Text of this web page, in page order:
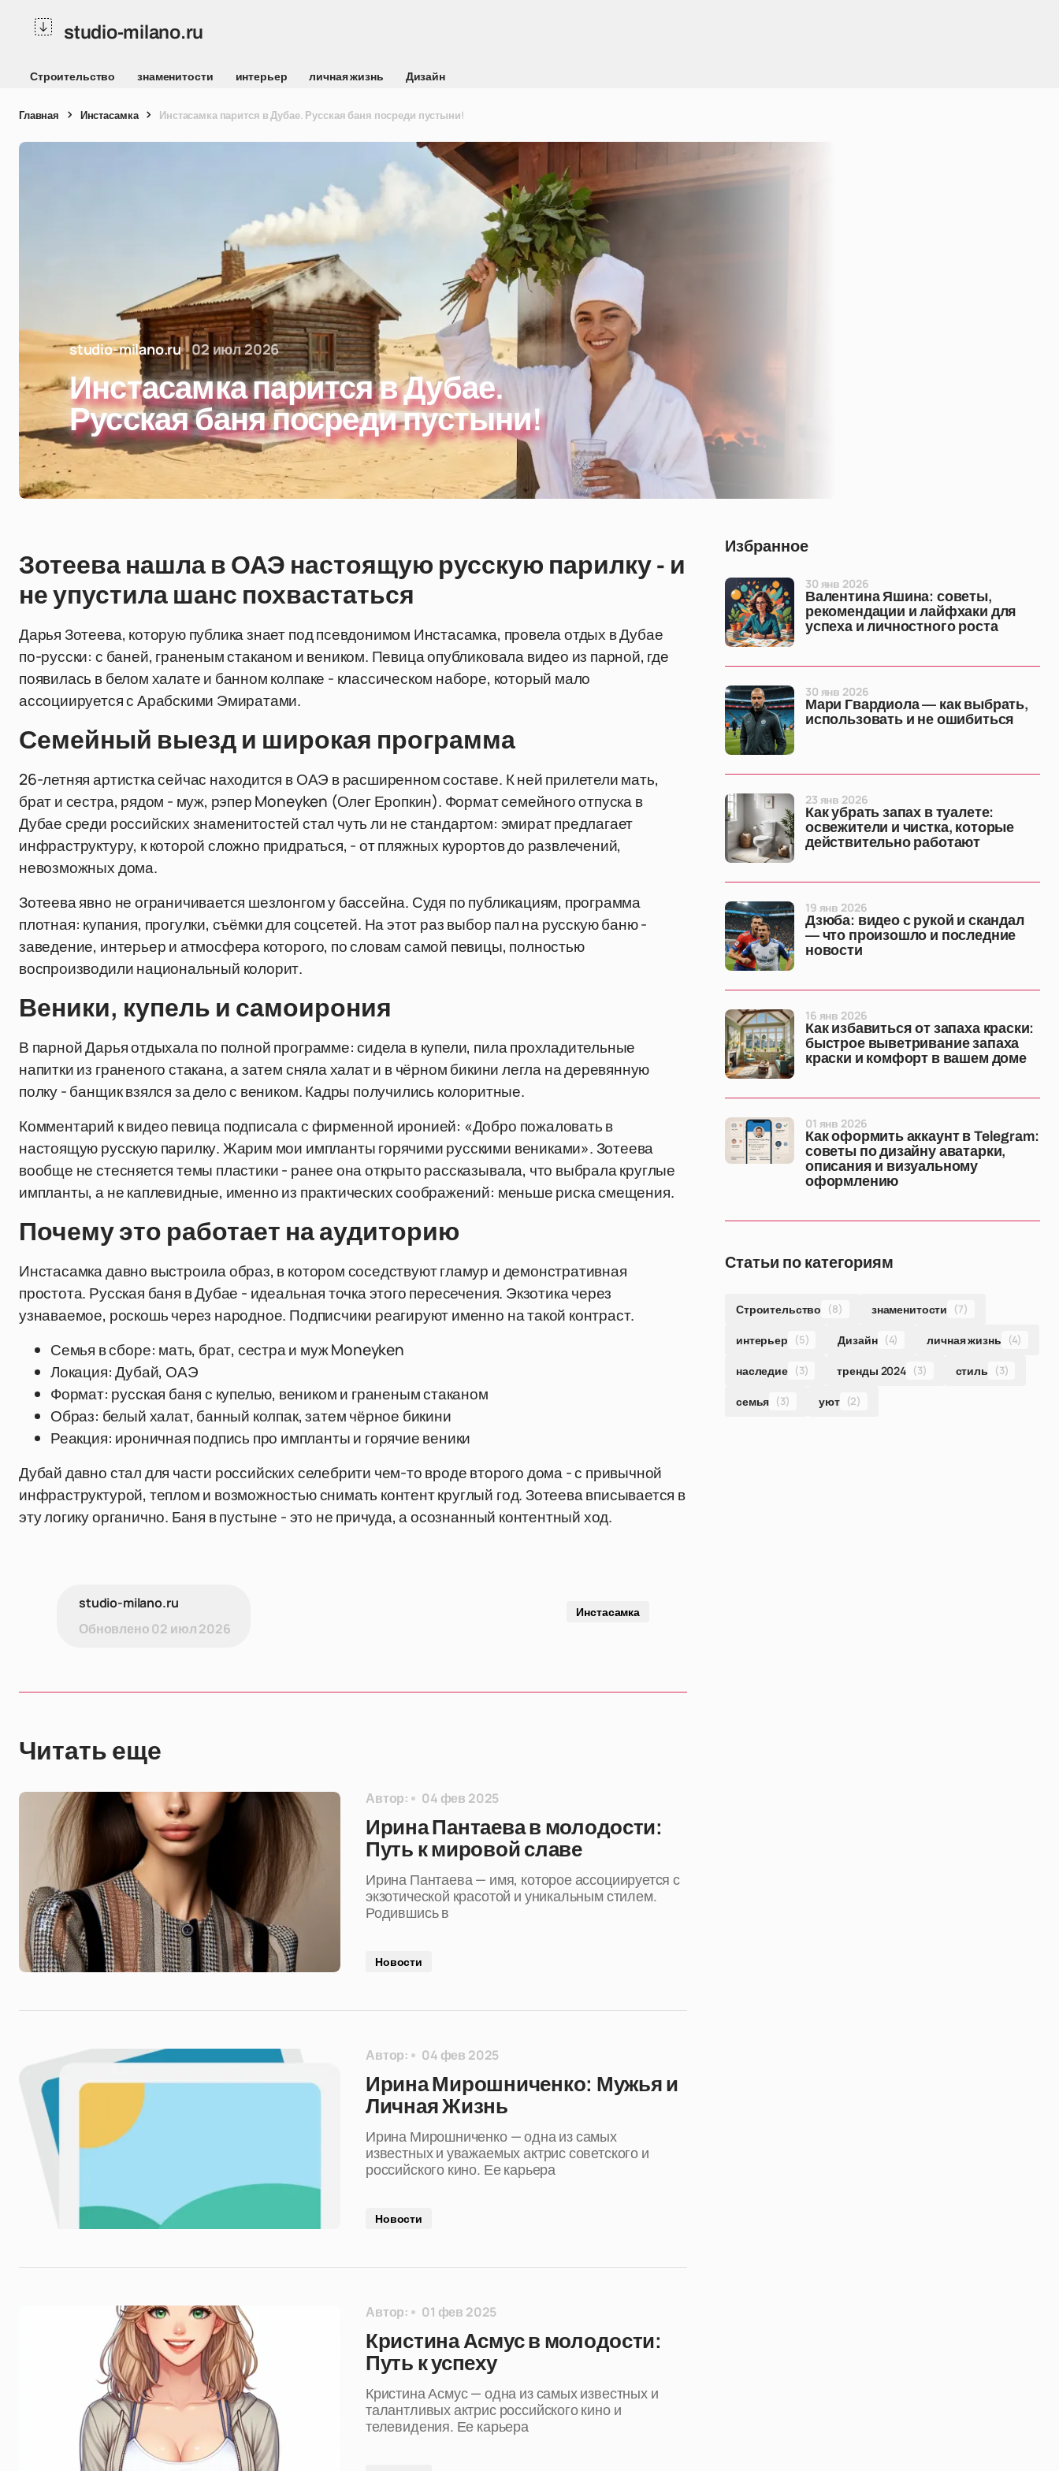
studio-milano.ru
Строительство знаменитости интерьер личная жизнь Дизайн
Главная Инстасамка Инстасамка парится в Дубае. Русская баня посреди пустыни!
studio-milano.ru 02 июл 2026
Инстасамка парится в Дубае.
Русская баня посреди пустыни!
Зотеева нашла в ОАЭ настоящую русскую парилку - и
не упустила шанс похвастаться
Дарья Зотеева, которую публика знает под псевдонимом Инстасамка, провела отдых в Дубае
по-русски: с баней, граненым стаканом и веником. Певица опубликовала видео из парной, где
появилась в белом халате и банном колпаке - классическом наборе, который мало
ассоциируется с Арабскими Эмиратами.
Семейный выезд и широкая программа
26-летняя артистка сейчас находится в ОАЭ в расширенном составе. К ней прилетели мать,
брат и сестра, рядом - муж, рэпер Moneyken (Олег Еропкин). Формат семейного отпуска в
Дубае среди российских знаменитостей стал чуть ли не стандартом: эмират предлагает
инфраструктуру, к которой сложно придраться, - от пляжных курортов до развлечений,
невозможных дома.
Зотеева явно не ограничивается шезлонгом у бассейна. Судя по публикациям, программа
плотная: купания, прогулки, съёмки для соцсетей. На этот раз выбор пал на русскую баню -
заведение, интерьер и атмосфера которого, по словам самой певицы, полностью
воспроизводили национальный колорит.
Веники, купель и самоирония
В парной Дарья отдыхала по полной программе: сидела в купели, пила прохладительные
напитки из граненого стакана, а затем сняла халат и в чёрном бикини легла на деревянную
полку - банщик взялся за дело с веником. Кадры получились колоритные.
Комментарий к видео певица подписала с фирменной иронией: «Добро пожаловать в
настоящую русскую парилку. Жарим мои импланты горячими русскими вениками». Зотеева
вообще не стесняется темы пластики - ранее она открыто рассказывала, что выбрала круглые
импланты, а не каплевидные, именно из практических соображений: меньше риска смещения.
Почему это работает на аудиторию
Инстасамка давно выстроила образ, в котором соседствуют гламур и демонстративная
простота. Русская баня в Дубае - идеальная точка этого пересечения. Экзотика через
узнаваемое, роскошь через народное. Подписчики реагируют именно на такой контраст.
Семья в сборе: мать, брат, сестра и муж Moneyken
Локация: Дубай, ОАЭ
Формат: русская баня с купелью, веником и граненым стаканом
Образ: белый халат, банный колпак, затем чёрное бикини
Реакция: ироничная подпись про импланты и горячие веники
Дубай давно стал для части российских селебрити чем-то вроде второго дома - с привычной
инфраструктурой, теплом и возможностью снимать контент круглый год. Зотеева вписывается в
эту логику органично. Баня в пустыне - это не причуда, а осознанный контентный ход.
studio-milano.ru
Обновлено02 июл 2026
Инстасамка
Читать еще
Автор: 04 фев 2025
Ирина Пантаева в молодости:
Путь к мировой славе
Ирина Пантаева — имя, которое ассоциируется с
экзотической красотой и уникальным стилем.
Родившись в
Новости
Автор: 04 фев 2025
Ирина Мирошниченко: Мужья и
Личная Жизнь
Ирина Мирошниченко — одна из самых
известных и уважаемых актрис советского и
российского кино. Ее карьера
Новости
Автор: 01 фев 2025
Кристина Асмус в молодости:
Путь к успеху
Кристина Асмус — одна из самых известных и
талантливых актрис российского кино и
телевидения. Ее карьера
Избранное
Валентина Яшина: советы,
рекомендации и лайфхаки для
успеха и личностного роста
30 янв 2026
Мари Гвардиола — как выбрать,
использовать и не ошибиться
30 янв 2026
Как убрать запах в туалете:
освежители и чистка, которые
действительно работают
23 янв 2026
Дзюба: видео с рукой и скандал
— что произошло и последние
новости
19 янв 2026
Как избавиться от запаха краски:
быстрое выветривание запаха
краски и комфорт в вашем доме
16 янв 2026
Как оформить аккаунт в Telegram:
советы по дизайну аватарки,
описания и визуальному
оформлению
01 янв 2026
Статьи по категориям
Строительство (8) знаменитости (7)
интерьер (5) Дизайн (4) личная жизнь (4)
наследие (3) тренды 2024 (3) стиль (3)
семья (3) уют (2)